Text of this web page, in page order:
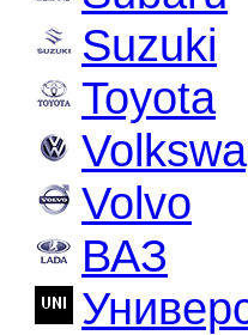
Suzuki
Toyota
Volvo
ВАЗ